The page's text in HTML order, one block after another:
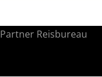
Partner Reisbureau